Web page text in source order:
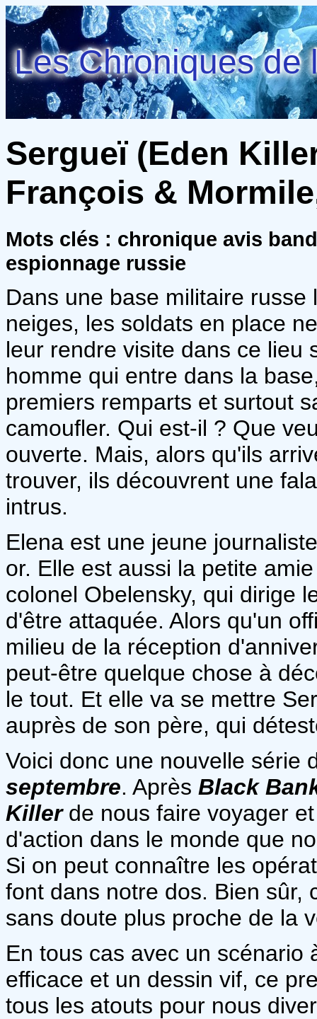
Les Chroniques de
Sergueï (Eden
François &
Mots clés : chronique avis
espionnage russie
Dans une base militaire
neiges, les soldats en place
leur rendre visite dans ce lieu
homme qui entre dans la
premiers remparts et surtout
camoufler. Qui est-il ? Que
ouverte. Mais, alors qu'ils
trouver, ils découvrent une
intrus.
Elena est une jeune
or. Elle est aussi la petite
colonel Obelensky, qui dirige
d'être attaquée. Alors qu'un
milieu de la réception
peut-être quelque chose à
le tout. Et elle va se mettre
auprès de son père, qui
Voici donc une nouvelle série
septembre. Après Black
Killerde nous faire voyager
d'action dans le monde que
Si on peut connaître les
font dans notre dos. Bien sûr,
sans doute plus proche de la
En tous cas avec un scénario
efficace et un dessin vif, ce
tous les atouts pour nous